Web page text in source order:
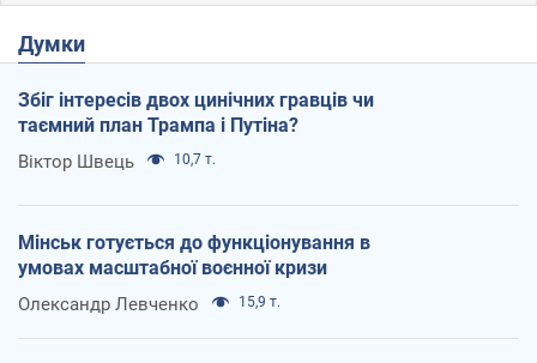
Думки
Збіг інтересів двох цинічних гравців чи
таємний план Трампа і Путіна?
Віктор Швець 10,7 т.
Мінськ готується до функціонування в
умовах масштабної воєнної кризи
Олександр Левченко 15,9 т.